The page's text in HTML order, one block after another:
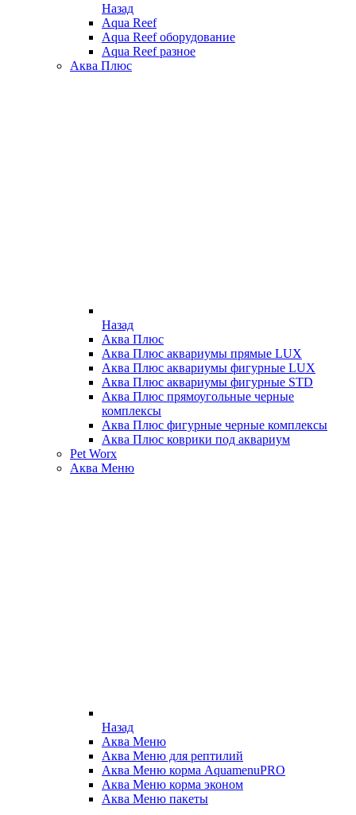
Назад
Aqua Reef
Aqua Reef оборудование
Aqua Reef разное
Аква Плюс
Назад
Аква Плюс
Аква Плюс аквариумы прямые LUX
Аква Плюс аквариумы фигурные LUX
Аква Плюс аквариумы фигурные STD
Аква Плюс прямоугольные черные
комплексы
Аква Плюс фигурные черные комплексы
Аква Плюс коврики под аквариум
Pet Worx
Аква Меню
Назад
Аква Меню
Аква Меню для рептилий
Аква Меню корма AquamenuPRO
Аква Меню корма эконом
Аква Меню пакеты